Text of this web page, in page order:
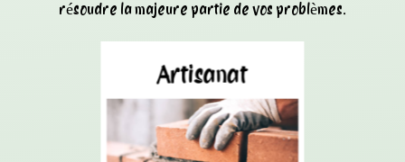
résoudre la majeure partie de vos problèmes.